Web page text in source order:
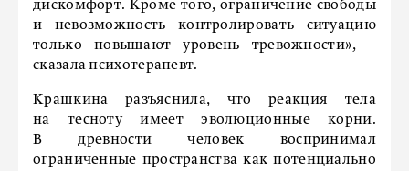
дискомфорт. Кроме того, ограничение свободы
и невозможность контролировать ситуацию
только повышают уровень тревожности», –
сказала психотерапевт.
Крашкина разъяснила, что реакция тела
на тесноту имеет эволюционные корни.
В древности человек воспринимал
ограниченные пространства как потенциально